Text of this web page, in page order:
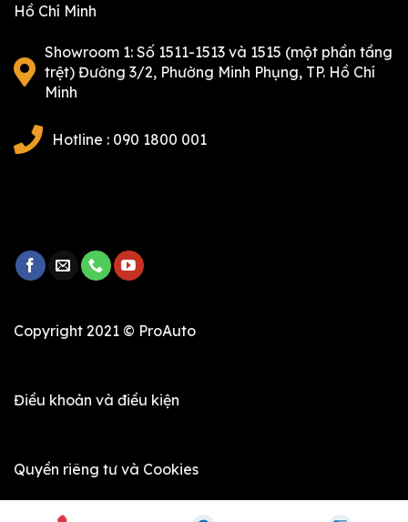
Hồ Chí Minh
Showroom 1: Số 1511-1513 và 1515 (một phần tầng
trệt) Đường 3/2, Phường Minh Phụng, TP. Hồ Chí
Minh
Hotline : 090 1800 001
Copyright 2021 © ProAuto
Điều khoản và điều kiện
Quyền riêng tư và Cookies